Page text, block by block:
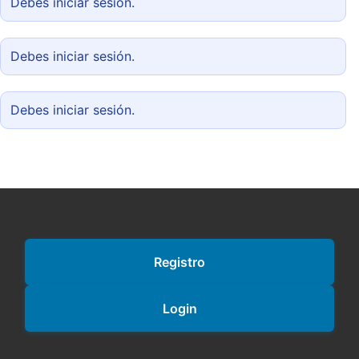
Debes iniciar sesión.
Debes iniciar sesión.
Registro
Login